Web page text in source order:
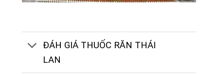
ĐÁH GIÁ THUỐC RĂN THÁI
LAN